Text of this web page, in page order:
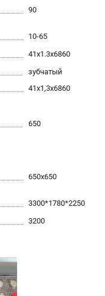
Фермы, 29АЛ
90
10-65
41х1.3х6860
зубчатый
41х1,3х6860
650
650х650
3300*1780*2250
3200